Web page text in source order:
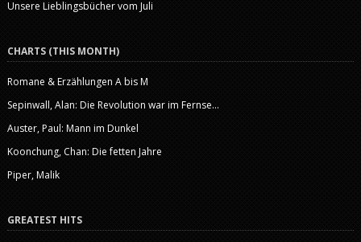
Unsere Lieblingsbücher vom Juli
CHARTS (THIS MONTH)
Romane & Erzählungen A bis M
Sepinwall, Alan: Die Revolution war im Fernse...
Auster, Paul: Mann im Dunkel
Koonchung, Chan: Die fetten Jahre
Piper, Malik
GREATEST HITS